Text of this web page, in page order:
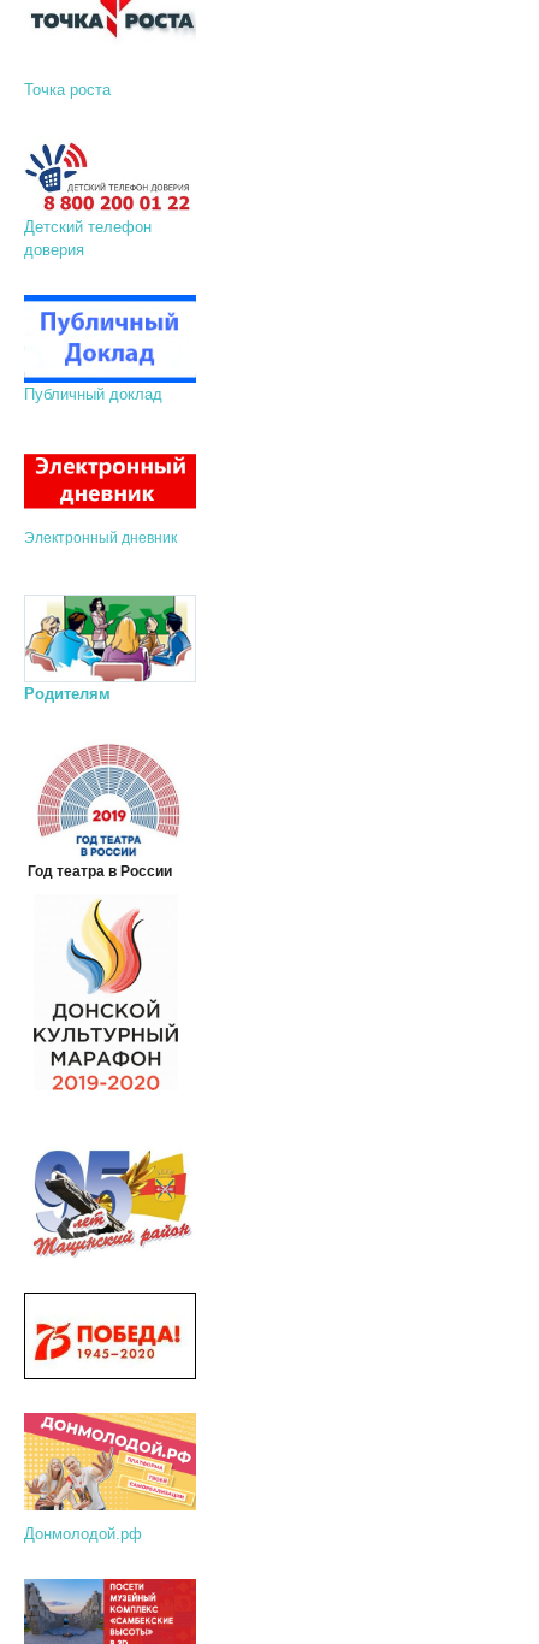
Точка роста
Детский телефон
доверия
Публичный доклад
Электронный дневник
Родителям
Год театра в России
Донмолодой.рф